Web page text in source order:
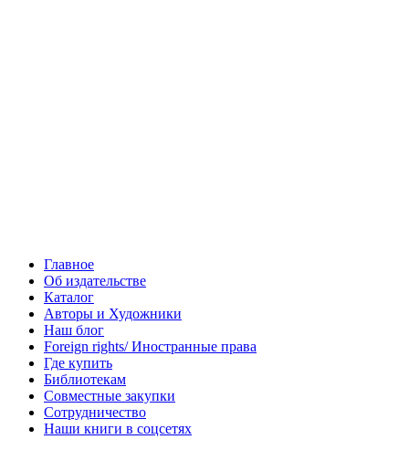
Главное
Об издательстве
Каталог
Авторы и Художники
Наш блог
Foreign rights/ Иностранные права
Где купить
Библиотекам
Совместные закупки
Сотрудничество
Наши книги в соцсетях